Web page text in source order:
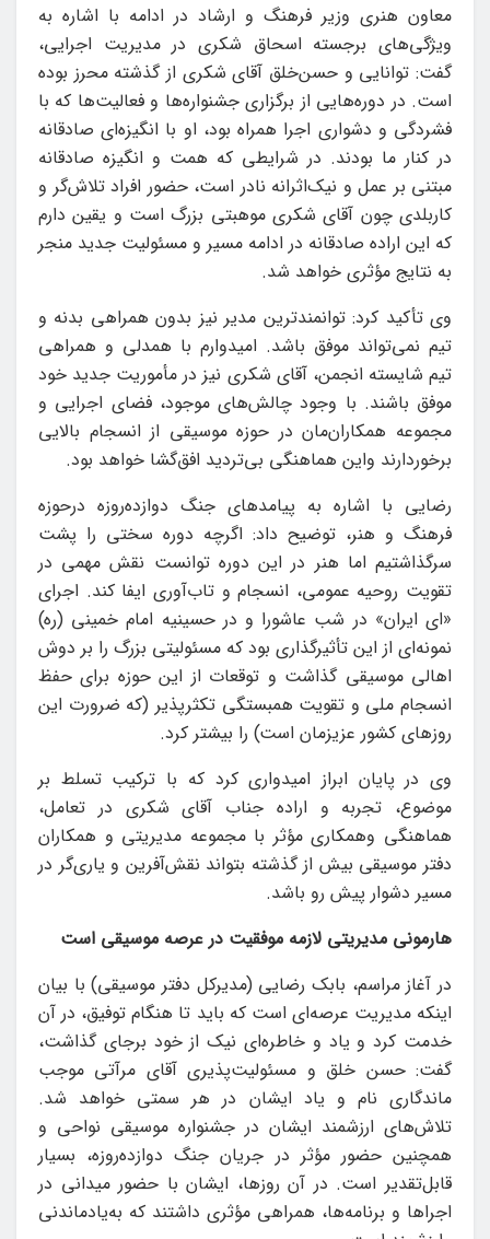
معاون هنری وزیر فرهنگ و ارشاد در ادامه با اشاره به
ویژگی‌های برجسته اسحاق شکری در مدیریت اجرایی،
گفت: توانایی و حسن‌خلق آقای شکری از گذشته محرز بوده
است. در دوره‌هایی از برگزاری جشنواره‌ها و فعالیت‌ها که با
فشردگی و دشواری اجرا همراه بود، او با انگیزه‌ای صادقانه
در کنار ما بودند. در شرایطی که همت و انگیزه صادقانه
مبتنی بر عمل و نیک‌اثرانه نادر است، حضور افراد تلاش‌گر و
کاربلدی چون آقای شکری موهبتی بزرگ است و یقین دارم
که این اراده صادقانه در ادامه مسیر و مسئولیت جدید منجر
به نتایج مؤثری خواهد شد.
وی تأکید کرد: توانمندترین مدیر نیز بدون همراهی بدنه و
تیم نمی‌تواند موفق باشد. امیدوارم با همدلی و همراهی
تیم شایسته انجمن، آقای شکری نیز در مأموریت جدید خود
موفق باشند. با وجود چالش‌های موجود، فضای اجرایی و
مجموعه همکاران‌مان در حوزه موسیقی از انسجام بالایی
برخوردارند واین هماهنگی بی‌تردید افق‌گشا خواهد بود.
رضایی با اشاره به پیامدهای جنگ دوازده‌روزه درحوزه
فرهنگ و هنر، توضیح داد: اگرچه دوره سختی را پشت
سرگذاشتیم اما هنر در این دوره توانست نقش مهمی در
تقویت روحیه عمومی، انسجام و تاب‌آوری ایفا کند. اجرای
«ای ایران» در شب عاشورا و در حسینیه امام خمینی (ره)
نمونه‌ای از این تأثیرگذاری بود که مسئولیتی بزرگ را بر دوش
اهالی موسیقی گذاشت و توقعات از این حوزه برای حفظ
انسجام ملی و تقویت همبستگی تکثرپذیر (که ضرورت این
روزهای کشور عزیزمان است) را بیشتر کرد.
وی در پایان ابراز امیدواری کرد که با ترکیب تسلط بر
موضوع، تجربه و اراده جناب آقای شکری در تعامل،
هماهنگی وهمکاری مؤثر با مجموعه مدیریتی و همکاران
دفتر موسیقی بیش از گذشته بتواند نقش‌آفرین و یاری‌گر در
مسیر دشوار پیش رو باشد.
هارمونی مدیریتی لازمه موفقیت در عرصه موسیقی است
در آغاز مراسم، بابک رضایی (مدیرکل دفتر موسیقی) با بیان
اینکه مدیریت عرصه‌ای است که باید تا هنگام توفیق، در آن
خدمت کرد و یاد و خاطره‌ای نیک از خود برجای گذاشت،
گفت: حسن خلق و مسئولیت‌پذیری آقای مرآتی موجب
ماندگاری نام و یاد ایشان در هر سمتی خواهد شد.
تلاش‌های ارزشمند ایشان در جشنواره موسیقی نواحی و
همچنین حضور مؤثر در جریان جنگ دوازده‌روزه، بسیار
قابل‌تقدیر است. در آن روزها، ایشان با حضور میدانی در
اجراها و برنامه‌ها، همراهی مؤثری داشتند که به‌یادماندنی